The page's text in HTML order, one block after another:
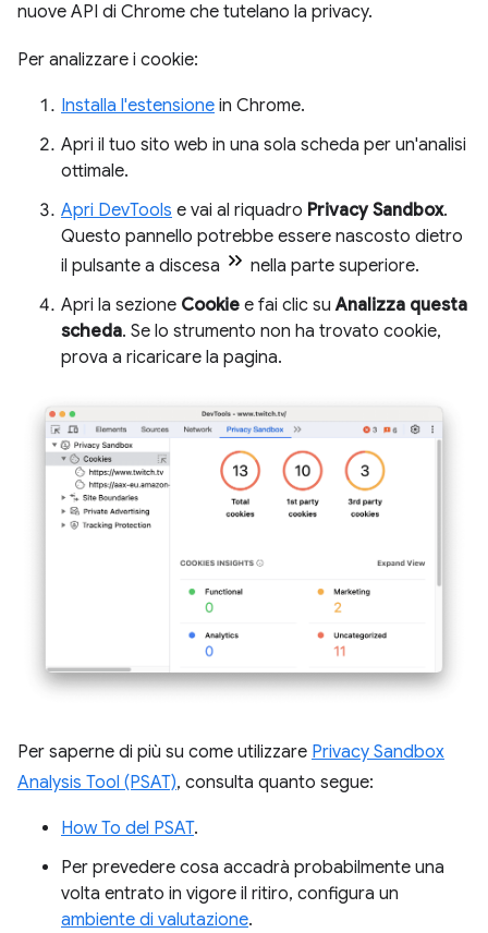
nuove API di Chrome che tutelano la privacy.
Per analizzare i cookie:
Installa l'estensione in Chrome.
Apri il tuo sito web in una sola scheda per un'analisi
ottimale.
Apri DevTools e vai al riquadro Privacy Sandbox.
Questo pannello potrebbe essere nascosto dietro
il pulsante a discesa
nella parte superiore.
Apri la sezione Cookie e fai clic suAnalizza questa
scheda. Se lo strumento non ha trovato cookie,
prova a ricaricare la pagina.
Per saperne di più su come utilizzare Privacy Sandbox
Analysis Tool (PSAT), consulta quanto segue:
How To del PSAT.
Per prevedere cosa accadrà probabilmente una
volta entrato in vigore il ritiro, configura un
ambiente di valutazione.